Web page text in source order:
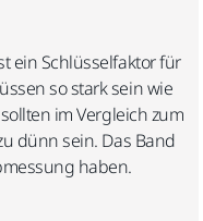
ein Schlüsselfaktor für
so stark sein wie
im Vergleich zum
dünn sein. Das Band
haben.